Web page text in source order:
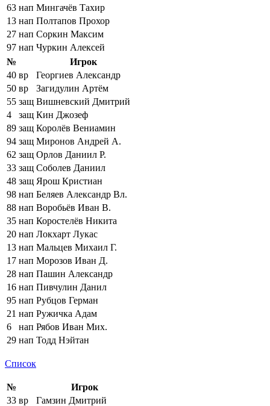
63 нап Мингачёв Тахир
13 нап Полтапов Прохор
27 нап Соркин Максим
97 нап Чуркин Алексей
№
Игрок
40 вр
Георгиев Александр
50 вр
Загидулин Артём
55 защ Вишневский Дмитрий
4
защ Кин Джозеф
89 защ Королёв Вениамин
94 защ Миронов Андрей А.
62 защ Орлов Даниил Р.
33 защ Соболев Даниил
48 защ Ярош Кристиан
98 нап Беляев Александр Вл.
88 нап Воробьёв Иван В.
35 нап Коростелёв Никита
20 нап Локхарт Лукас
13 нап Мальцев Михаил Г.
17 нап Морозов Иван Д.
28 нап Пашин Александр
16 нап Пивчулин Данил
95 нап Рубцов Герман
21 нап Ружичка Адам
6
нап Рябов Иван Мих.
29 нап Тодд Нэйтан
Список
№
Игрок
33 вр
Гамзин Дмитрий